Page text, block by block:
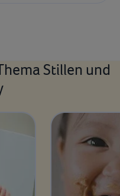
Stillen und